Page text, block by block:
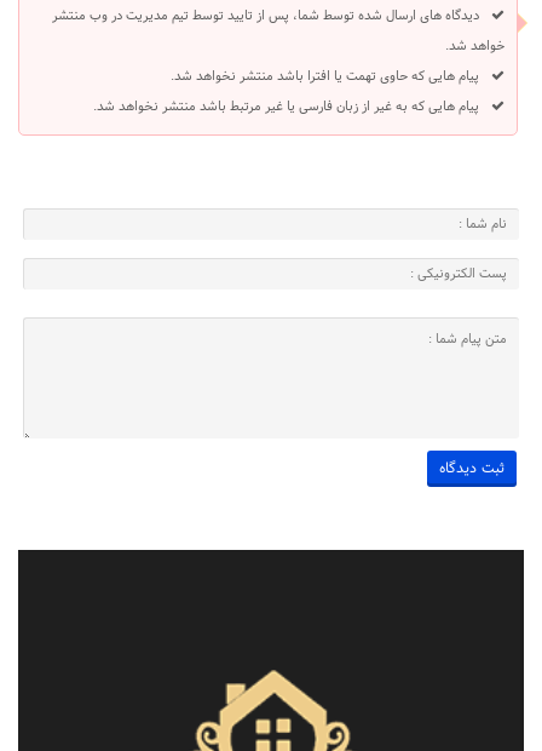
دیدگاه های ارسال شده توسط شما، پس از تایید توسط تیم مدیریت در وب منتشر
خواهد شد.
پیام هایی که حاوی تهمت یا افترا باشد منتشر نخواهد شد.
پیام هایی که به غیر از زبان فارسی یا غیر مرتبط باشد منتشر نخواهد شد.